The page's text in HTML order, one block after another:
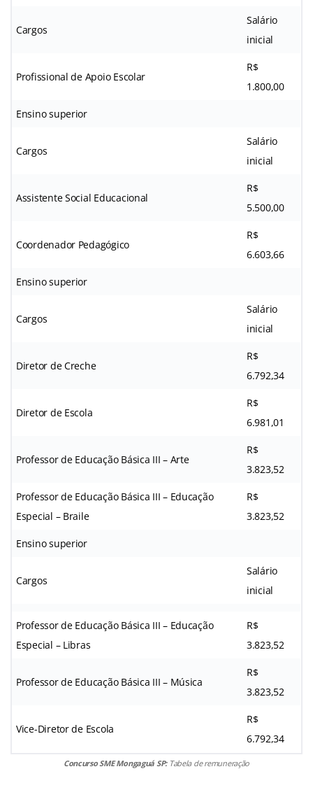
Cargos
Salário
inicial
Profissional de Apoio Escolar
R$
1.800,00
Ensino superior
Cargos
Salário
inicial
Assistente Social Educacional
R$
5.500,00
Coordenador Pedagógico
R$
6.603,66
Ensino superior
Cargos
Salário
inicial
Diretor de Creche
R$
6.792,34
Diretor de Escola
R$
6.981,01
Professor de Educação Básica III – Arte
R$
3.823,52
Professor de Educação Básica III – Educação
Especial – Braile
R$
3.823,52
Ensino superior
Cargos
Salário
inicial
Professor de Educação Básica III – Educação
Especial – Libras
R$
3.823,52
Professor de Educação Básica III – Música
R$
3.823,52
Vice-Diretor de Escola
R$
6.792,34
Concurso SME Mongaguá SP:Tabela de remuneração